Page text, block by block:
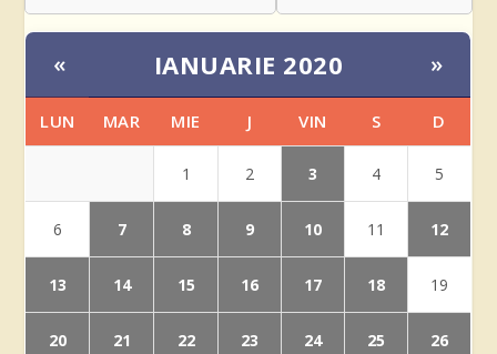
« IANUARIE 2020 »
LUN MAR MIE J VIN S D
1 2 3 4 5
6 7 8 9 10 11 12
13 14 15 16 17 18 19
20 21 22 23 24 25 26